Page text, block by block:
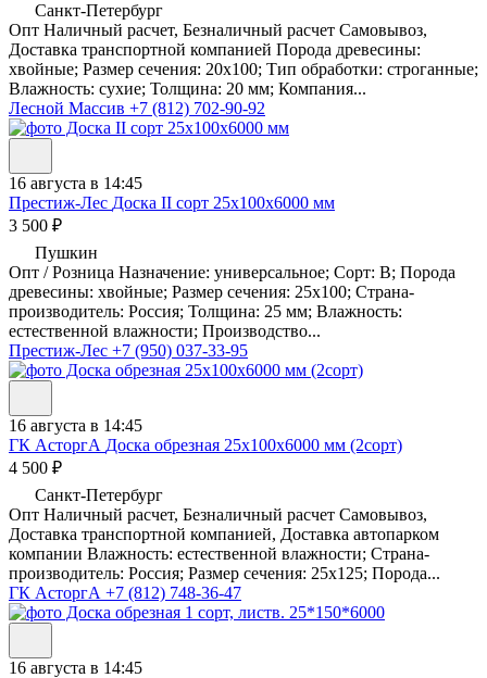
Санкт-Петербург
Опт Наличный расчет, Безналичный расчет Самовывоз,
Доставка транспортной компанией Порода древесины:
хвойные; Размер сечения: 20х100; Тип обработки: строганные;
Влажность: сухие; Толщина: 20 мм; Компания...
Лесной Массив +7 (812) 702-90-92
16 августа в 14:45
Престиж-Лес Доска II сорт 25х100х6000 мм
3 500 ₽
Пушкин
Опт / Розница Назначение: универсальное; Сорт: B; Порода
древесины: хвойные; Размер сечения: 25х100; Страна-
производитель: Россия; Толщина: 25 мм; Влажность:
естественной влажности; Производство...
Престиж-Лес +7 (950) 037-33-95
16 августа в 14:45
ГК АсторгА Доска обрезная 25х100х6000 мм (2сорт)
4 500 ₽
Санкт-Петербург
Опт Наличный расчет, Безналичный расчет Самовывоз,
Доставка транспортной компанией, Доставка автопарком
компании Влажность: естественной влажности; Страна-
производитель: Россия; Размер сечения: 25х125; Порода...
ГК АсторгА +7 (812) 748-36-47
16 августа в 14:45